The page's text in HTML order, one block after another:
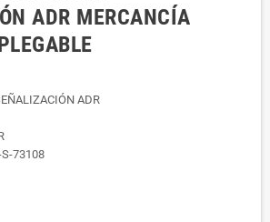
ADR MERCANCÍA
ADR
S-73108